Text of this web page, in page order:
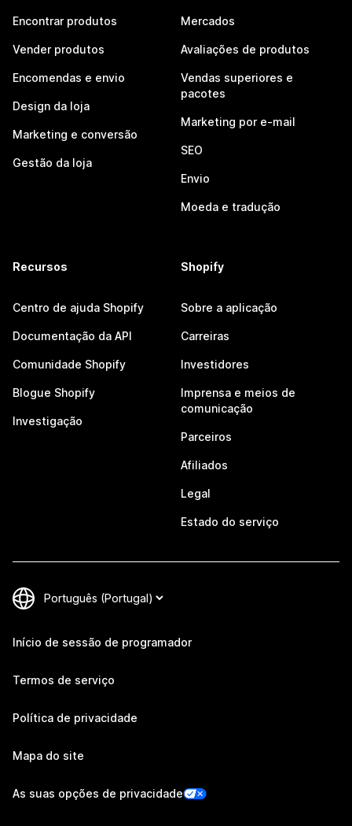
Encontrar produtos
Vender produtos
Encomendas e envio
Design da loja
Marketing e conversão
Gestão da loja
Mercados
Avaliações de produtos
Vendas superiores e
pacotes
Marketing por e-mail
SEO
Envio
Moeda e tradução
Recursos
Centro de ajuda Shopify
Documentação da API
Comunidade Shopify
Blogue Shopify
Investigação
Shopify
Sobre a aplicação
Carreiras
Investidores
Imprensa e meios de
comunicação
Parceiros
Afiliados
Legal
Estado do serviço
Início de sessão de programador
Termos de serviço
Política de privacidade
Mapa do site
As suas opções de privacidade